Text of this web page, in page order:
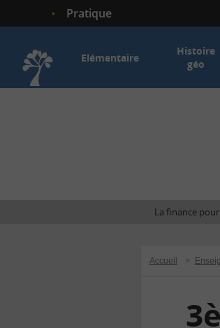
Pratique
Elémentaire
Histoire
géo
La finance
Accueil >